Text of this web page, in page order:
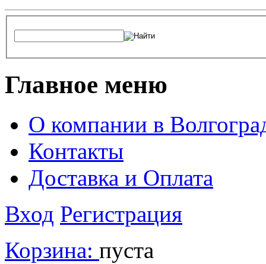
Главное меню
О компании в
Контакты
Доставка и Оплата
Вход Регистрация
Корзина: пуста